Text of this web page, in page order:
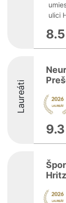
ulici
8.5
Laureáti
9.3
Hritz